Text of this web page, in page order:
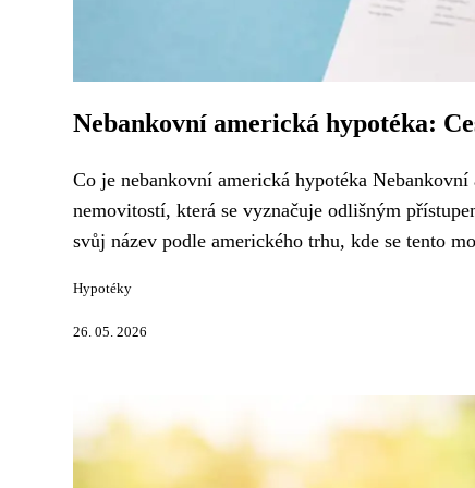
Nebankovní americká hypotéka:
Co je nebankovní americká hypotéka
nemovitostí, která se vyznačuje odlišným
svůj název podle amerického trhu, kde se tento
Hypotéky
26. 05. 2026